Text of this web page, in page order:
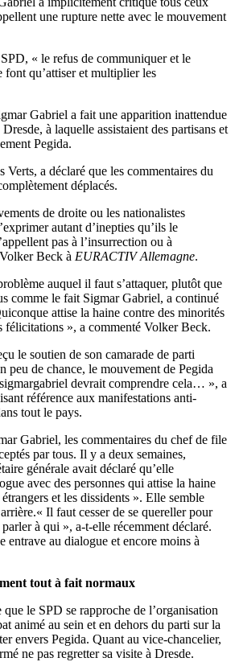
une rupture nette avec le mouvement
« le refus de communiquer et le
qu’attiser et multiplier les
Gabriel a fait une apparition inattendue
à laquelle assistaient des partisans et
Pegida.
Verts, a déclaré que les commentaires du
déplacés.
de droite ou les nationalistes
autant d’inepties qu’ils le
pas à l’insurrection ou à
Beck à EURACTIV Allemagne.
auquel il faut s’attaquer, plutôt que
comme le fait Sigmar Gabriel, a continué
attise la haine contre des minorités
félicitations », a commenté Volker Beck.
le soutien de son camarade de parti
peu de chance, le mouvement de Pegida
devrait comprendre cela… », a
référence aux manifestations anti-
tout le pays.
Gabriel, les commentaires du chef de file
par tous. Il y a deux semaines,
générale avait déclaré qu’elle
avec des personnes qui attise la haine
et les dissidents ». Elle semble
Il faut cesser de se quereller pour
à qui », a-t-elle récemment déclaré.
entrave au dialogue et encore moins à
tout à fait normaux
que le SPD se rapproche de l’organisation
animé au sein et en dehors du parti sur la
envers Pegida. Quant au vice-chancelier,
ne pas regretter sa visite à Dresde.